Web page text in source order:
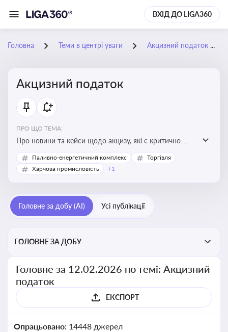
ВХІД ДО LIGA360
Головна Теми в центрі уваги Акцизний податок
Акцизний податок
ПРО ЩО ТЕМА:
Про новини та кейси щодо акцизу, які є критично
важливим для підприємств, які імпортують,
виробляють або реалізують підакцизну продукцію, з
Паливно-енергетичний комплекс
Торгівля
Харчова промисловість
+1
Головне за добу (AI) Усі публікації
ГОЛОВНЕ ЗА ДОБУ
Головне за 12.02.2026 по темі: Акцизний
податок
ЕКСПОРТ
Опрацьовано: 14448 джерел